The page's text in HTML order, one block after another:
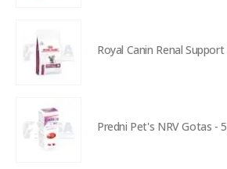
Royal Canin Renal
Predni Pet's NRV Gotas -